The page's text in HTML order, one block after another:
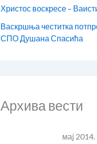
Христос воскресе –
Васкршња честитка
СПО Душана Спасића
Архива вести
мај 2014.